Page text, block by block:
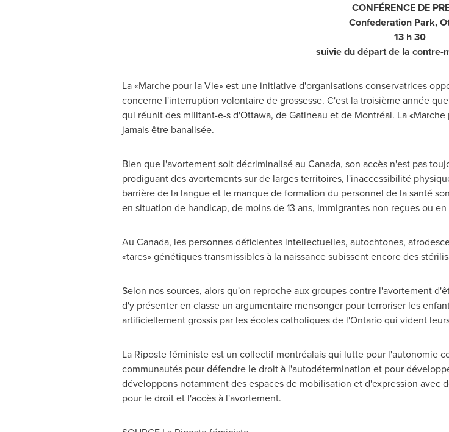
CONFÉRENCE DE
Confederation Park,
13 h 30
suivie du départ de la contre-
La «Marche pour la Vie» est une initiative d'organisations conservatrices
concerne l'interruption volontaire de grossesse. C'est la troisième année
qui réunit des militant-e-s d'Ottawa, deGatineau et de Montréal. La
jamais être banalisée.
Bien que l'avortement soit décriminalisé au Canada, son accès n'est pas
prodiguant des avortements sur de larges territoires, l'inaccessibilité
barrière de la langue et le manque de formation du personnel de la santé
en situation de handicap, de moins de 13 ans, immigrantes non reçues ou
Au Canada, les personnes déficientes intellectuelles, autochtones,
«tares» génétiques transmissibles à la naissance subissent encore des
Selon nos sources, alors qu'on reproche aux groupes contre l'avortement
d'y présenter en classe un argumentaire mensonger pour terroriser les
artificiellement grossis par les écoles catholiques de l'Ontarioqui vident
La Riposte féministe est un collectif montréalais qui lutte pour l'autonomie
communautés pour défendre le droit à l'autodétermination et pour
développons notamment des espaces de mobilisation et d'expression avec
pour le droit et l'accès à l'avortement.